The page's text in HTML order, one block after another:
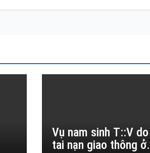
Vụ nam sinh T::V do
tai nạn giao thông ở